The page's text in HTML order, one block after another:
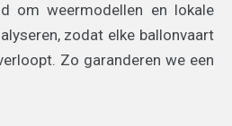
om weermodellen en lokale
zodat elke ballonvaart
Zo garanderen we een